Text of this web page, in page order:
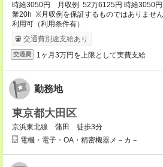
時給3050円 月収例 52万6125円 時給3050
業20h ※月収例を保証するものではありませ
利用可（利用条件有）
交通費別途支給あり
交通費 1ヶ月3万円を上限として実費支給
勤務地
東京都大田区
京浜東北線 蒲田 徒歩3分
電機・電子・OA・精密機器メ－カ－